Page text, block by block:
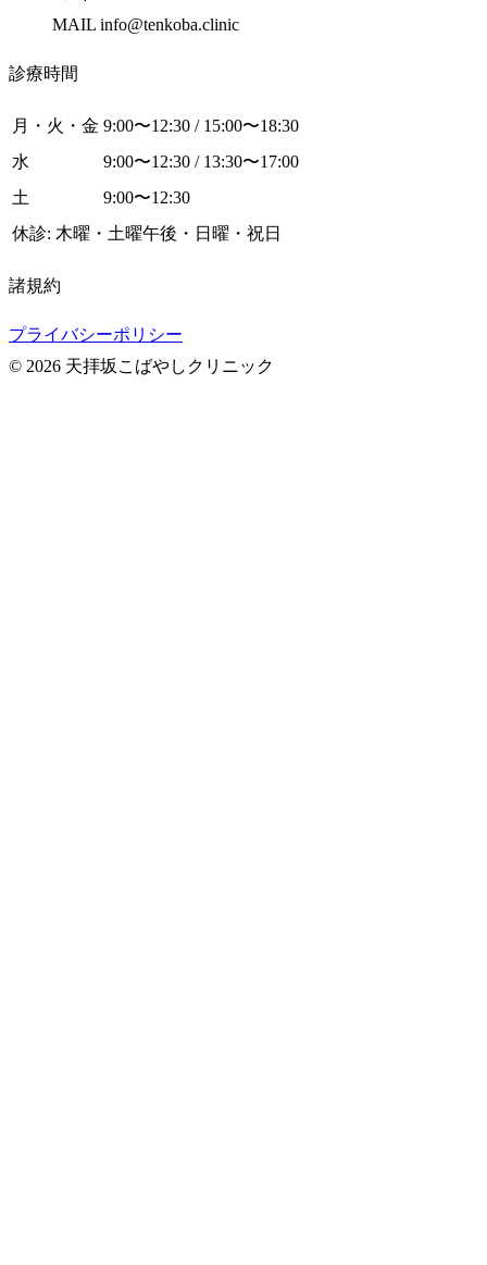
MAIL info@tenkoba.clinic
診療時間
月・火・金 9:00〜12:30 / 15:00〜18:30
水
9:00〜12:30 / 13:30〜17:00
土
9:00〜12:30
休診: 木曜・土曜午後・日曜・祝日
諸規約
プライバシーポリシー
© 2026 天拝坂こばやしクリニック